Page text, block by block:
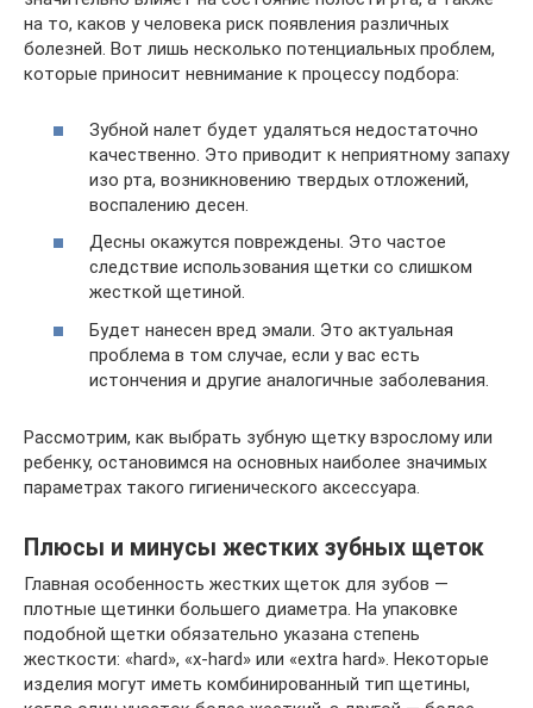
на то, каков у человека риск появления различных
болезней. Вот лишь несколько потенциальных проблем,
которые приносит невнимание к процессу подбора:
Зубной налет будет удаляться недостаточно
качественно. Это приводит к неприятному запаху
изо рта, возникновению твердых отложений,
воспалению десен.
Десны окажутся повреждены. Это частое
следствие использования щетки со слишком
жесткой щетиной.
Будет нанесен вред эмали. Это актуальная
проблема в том случае, если у вас есть
истончения и другие аналогичные заболевания.
Рассмотрим, как выбрать зубную щетку взрослому или
ребенку, остановимся на основных наиболее значимых
параметрах такого гигиенического аксессуара.
Плюсы и минусы жестких зубных щеток
Главная особенность жестких щеток для зубов —
плотные щетинки большего диаметра. На упаковке
подобной щетки обязательно указана степень
жесткости: «hard», «x-hard» или «extra hard». Некоторые
изделия могут иметь комбинированный тип щетины,